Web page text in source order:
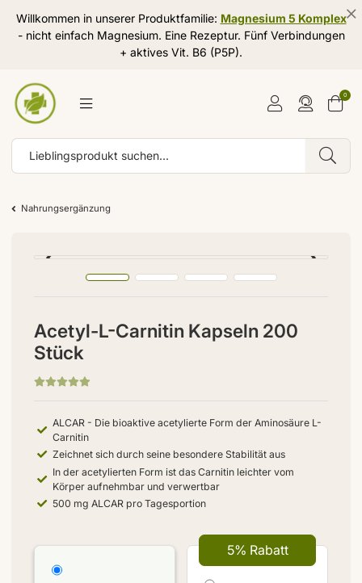
Willkommen in unserer Produktfamilie: Magnesium 5 Komplex
- nicht einfach Magnesium. Eine Rezeptur. Fünf Verbindungen
+ aktives Vit. B6 (P5P).
0
Nahrungsergänzung
Acetyl-L-Carnitin Kapseln 200
Stück
ALCAR - Die bioaktive acetylierte Form der Aminosäure L-
Carnitin
Zeichnet sich durch seine besondere Stabilität aus
In der acetylierten Form ist das Carnitin leichter vom
Körper aufnehmbar und verwertbar
500 mg ALCAR pro Tagesportion
5% Rabatt